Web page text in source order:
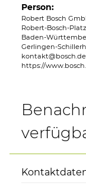
Person:
Robert Bosch
Robert-Bosch-Platz
Baden-
Gerlingen-
kontakt@bosch.de
https://